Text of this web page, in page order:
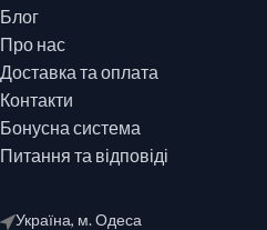
Блог
Про нас
Доставка та оплата
Контакти
Бонусна система
Питання та відповіді
Україна, м. Одеса